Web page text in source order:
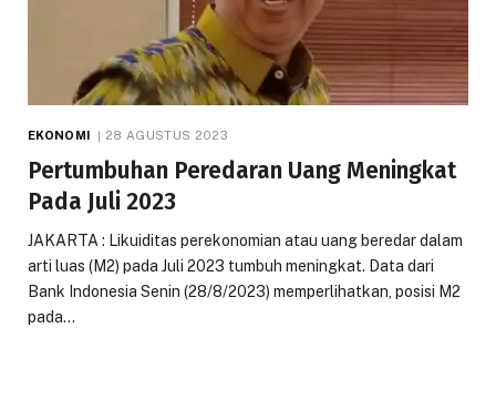
EKONOMI 28 AGUSTUS 2023
Pertumbuhan Peredaran Uang Meningkat
Pada Juli 2023
JAKARTA : Likuiditas perekonomian atau uang beredar dalam
arti luas (M2) pada Juli 2023 tumbuh meningkat. Data dari
Bank Indonesia Senin (28/8/2023) memperlihatkan, posisi M2
pada…